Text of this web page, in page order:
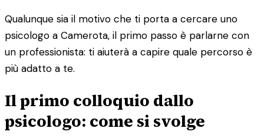
Qualunque sia il motivo che ti porta a cercare uno
psicologo a Camerota, il primo passo è parlarne con
un professionista: ti aiuterà a capire quale percorso è
più adatto a te.
Il primo colloquio dallo
psicologo: come si svolge